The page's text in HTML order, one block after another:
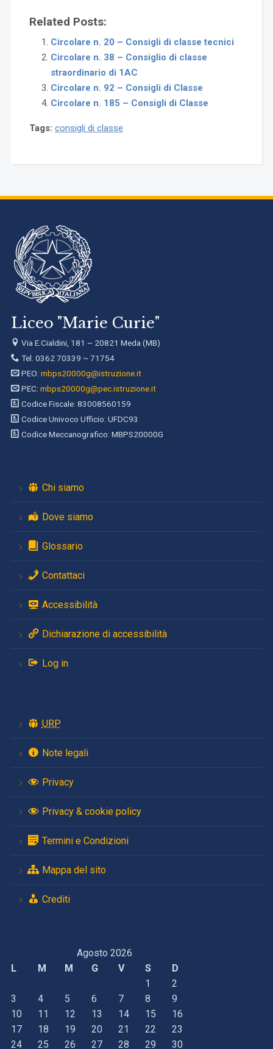
Related Posts:
Circolare n. 20 – Consigli di classe tecnici
Circolare n. 38 – Consiglio di classe
straordinario di 1AC
Circolare n. 92 – Consigli di Classe
Circolare n. 185 – Consigli di Classe
Tags: consigli di classe
Liceo "Marie Curie"
Via E.Cialdini, 181 ~ 20821 Meda (MB)
Tel. 0362 70339 ~ 71754
PEO: mbps20000g@istruzione.it
PEC: mbps20000g@pec.istruzione.it
Codice Fiscale: 83008560159
Codice Univoco Ufficio: UFDC93
Codice Meccanografico: MBPS20000G
Chi siamo
Dove siamo
Glossario
Contattaci
Accessibilità
Dichiarazione di accessibilità
Log in
URP
Note legali
Privacy
Privacy & cookie policy
Termini e Condizioni
Mappa del sito
Crediti
Agosto 2026
L
M M G V S
D
1
2
3
4 5 6 7 8
9
10
11 12 13 14 15
16
17
18 19 20 21 22
23
24
25 26 27 28 29 30